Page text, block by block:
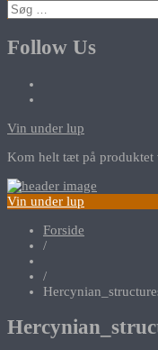
Søg
efter:
Follow Us
Vin under lup
Kom helt tæt på produktet
Vin under lup
Forside
/
/